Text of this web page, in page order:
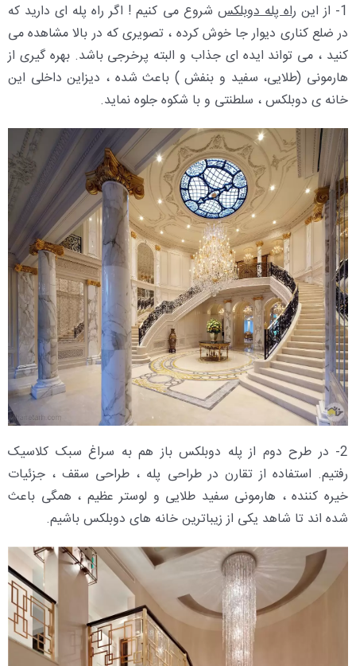
1- از این راه پله دوبلکس شروع می کنیم ! اگر راه پله ای دارید که
در ضلع کناری دیوار جا خوش کرده ، تصویری که در بالا مشاهده می
کنید ، می تواند ایده ای جذاب و البته پرخرجی باشد. بهره گیری از
هارمونی (طلایی، سفید و بنفش ) باعث شده ، دیزاین داخلی این
خانه ی دوبلکس ، سلطنتی و با شکوه جلوه نماید.
2- در طرح دوم از پله دوبلکس باز هم به سراغ سبک کلاسیک
رفتیم. استفاده از تقارن در طراحی پله ، طراحی سقف ، جزئیات
خیره کننده ، هارمونی سفید طلایی و لوستر عظیم ، همگی باعث
شده اند تا شاهد یکی از زیباترین خانه های دوبلکس باشیم.